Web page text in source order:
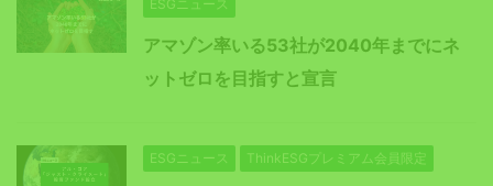
ESGニュース
アマゾン率いる53社が2040年までにネ
ットゼロを目指すと宣言
ESGニュース ThinkESGプレミアム会員限定